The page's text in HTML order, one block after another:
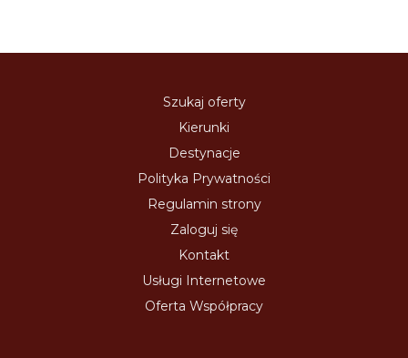
Szukaj oferty
Kierunki
Destynacje
Polityka Prywatności
Regulamin strony
Zaloguj się
Kontakt
Usługi Internetowe
Oferta Współpracy